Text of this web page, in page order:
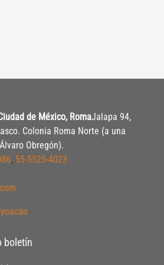
de México, RomaJalapa 94,
Colonia Roma Norte (a una
Obregón).
, 55-5525-4023
boletín